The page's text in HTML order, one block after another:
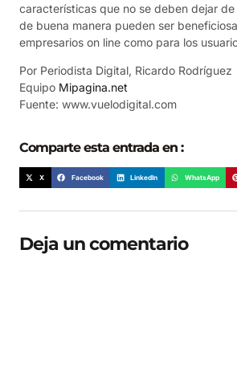
características que no se deben dejar
de buena manera pueden ser
empresarios on line como para los
Por Periodista Digital, Ricardo Rodríguez
Equipo Mipagina.net
Fuente: www.vuelodigital.com
Comparte esta entrada en :
X Facebook LinkedIn WhatsApp
Deja un comentario